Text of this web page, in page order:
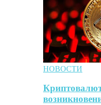
НОВОСТИ